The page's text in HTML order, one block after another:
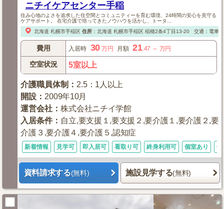
ニチイケアセンター手稲
住み心地のよさを追求した住空間とコミュニティーを育む環境、24時間の安心を見守る
ケアサポート。 在宅介護で培ってきたノウハウを活かし、トータ...
北海道 札幌市手稲区 住所： 北海道 札幌市手稲区稲穂2条4丁目13-20 交通：電車：
費用 入居時 30 万円 月額 21.47 ～ 万円
空室状況 5室以上
介護職員体制 ： 2.5：1人以上
開設 ： 2009年10月
運営会社 ：株式会社ニチイ学館
入居条件： 自立,要支援１,要支援２,要介護１,要介護２,要
介護３,要介護４,要介護５,認知症
新着情報 見学可 即入居可 看取り可 終身利用可 個室あり 体
資料請求する(無料) 施設見学する(無料)